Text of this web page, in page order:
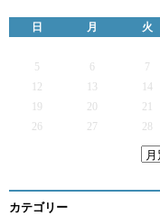
日 月 火
5
6 7
12
13 14
19
20 21
26
27 28
カテゴリー